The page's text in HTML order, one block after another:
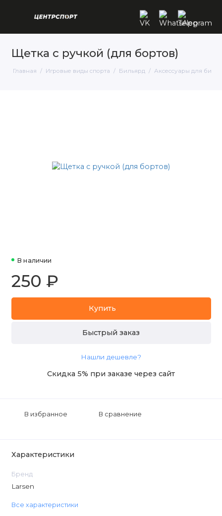
Щетка с ручкой (для бортов)
Главная Игровые виды спорта Бильярд Аксессуары для
В наличии
250 ₽
Купить
Быстрый заказ
Нашли дешевле?
Скидка 5% при заказе через сайт
В избранное В сравнение
Характеристики
Бренд
Larsen
Все характеристики